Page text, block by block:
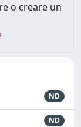
o creare un
ND
ND